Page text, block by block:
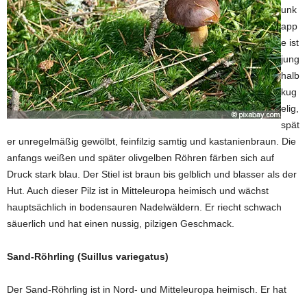
unk
app
e ist
jung
halb
kug
elig,
spät
er unregelmäßig gewölbt, feinfilzig samtig und kastanienbraun. Die
anfangs weißen und später olivgelben Röhren färben sich auf
Druck stark blau. Der Stiel ist braun bis gelblich und blasser als der
Hut. Auch dieser Pilz ist in Mitteleuropa heimisch und wächst
hauptsächlich in bodensauren Nadelwäldern. Er riecht schwach
säuerlich und hat einen nussig, pilzigen Geschmack.
Sand-Röhrling (Suillus variegatus)
Der Sand-Röhrling ist in Nord- und Mitteleuropa heimisch. Er hat